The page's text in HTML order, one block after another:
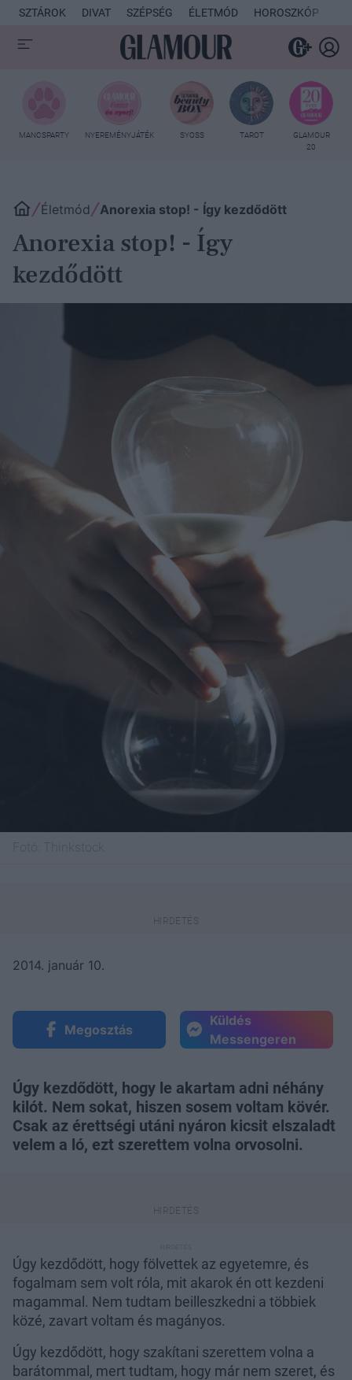
SZTÁROK DIVAT SZÉPSÉG ÉLETMÓD HOROSZKÓP
MANCSPARTY NYEREMÉNYJÁTÉK SYOSS TAROT
GLAMOUR
20
Életmód Anorexia stop! - Így kezdődött
Anorexia stop! - Így
kezdődött
2014. január 10.
Megosztás
Küldés
Messengeren
Úgy kezdődött, hogy le akartam adni néhány
kilót. Nem sokat, hiszen sosem voltam kövér.
Csak az érettségi utáni nyáron kicsit elszaladt
velem a ló, ezt szerettem volna orvosolni.
Úgy kezdődött, hogy fölvettek az egyetemre, és
fogalmam sem volt róla, mit akarok én ott kezdeni
magammal. Nem tudtam beilleszkedni a többiek
közé, zavart voltam és magányos.
Úgy kezdődött, hogy szakítani szerettem volna a
barátommal, mert tudtam, hogy már nem szeret, és